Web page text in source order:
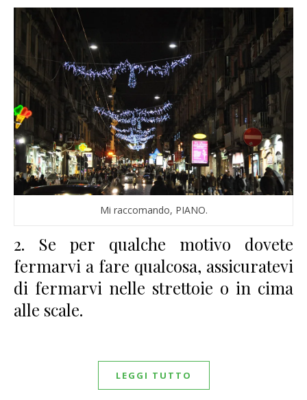
Mi raccomando, PIANO.
2. Se per qualche motivo dovete
fermarvi a fare qualcosa, assicuratevi
di fermarvi nelle strettoie o in cima
alle scale.
LEGGI TUTTO